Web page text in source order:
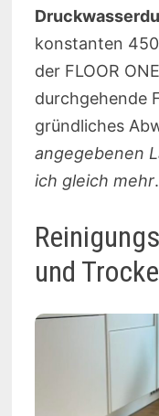
konstanten
der FLOOR
durchgehende
gründliches
angegebenen
ich gleich mehr.
und